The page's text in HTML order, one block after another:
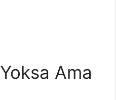
Ama